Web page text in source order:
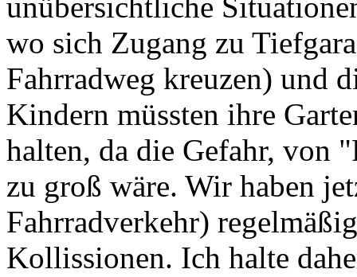
wo sich Zugang zu
Fahrradweg kreuzen) und
Kindern müssten ihre
halten, da die Gefahr, von
zu groß wäre. Wir haben
Fahrradverkehr)
Kollissionen. Ich halte